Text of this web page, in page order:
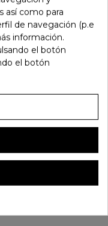
CATEGORÍA:
así como para
de navegación (p.e
información.
el botón
el botón